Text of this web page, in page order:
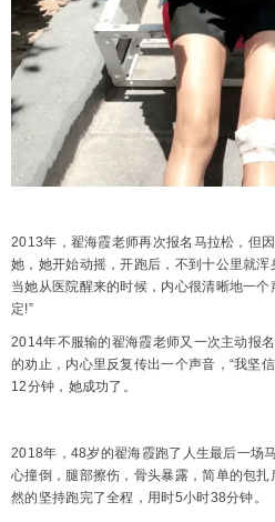
2013年，翟海霞老师再次报名马拉松，但
她，她开始动摇，开跑后，不到十公里就浑
当她从医院醒来的时候，内心很清晰地一
定!”
2014年不服输的翟海霞老师又一次主动报
的劝止，内心里反复传出一个声音，“我坚
12分钟，她成功了。
2018年，48岁的翟海霞跑了人生最后一场
心撞倒，腿部擦伤，骨头暴露，简单的包
然的坚持跑完了全程，用时5小时38分钟。